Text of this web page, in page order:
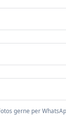
gerne per